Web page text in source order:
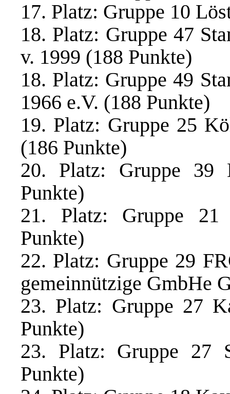
17. Platz: Gruppe 10
18. Platz: Gruppe 47
v. 1999 (188 Punkte)
18. Platz: Gruppe 49
1966 e.V. (188 Punkte)
19. Platz: Gruppe 25
(186 Punkte)
20. Platz: Gruppe 39
Punkte)
21. Platz: Gruppe
Punkte)
22. Platz: Gruppe 29
gemeinnützige GmbHe
23. Platz: Gruppe 27
Punkte)
23. Platz: Gruppe 27
Punkte)